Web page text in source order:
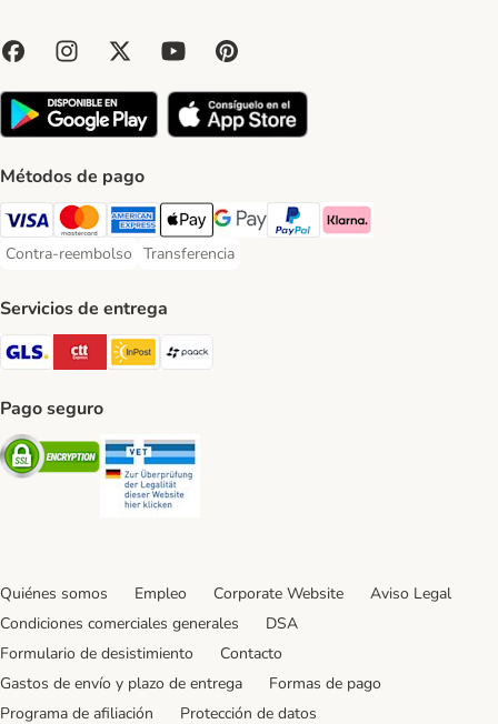
Métodos de pago
Visa Payment Method
Mastercard Payment Method
American Express Payment Method
Apple Pay Payment Method
Google Pay Payment Method
PayPal Payment Method
Klarna Payment Method
Contra-reembolso
Contra-reembolso Payment Method
Transferencia
Transferencia Payment Method
Servicios de entrega
GLS Shipping Method
CTTExpress Shipping Method
InPost Shipping Method
Pago seguro
Security
Quiénes somos Empleo Corporate Website
Aviso Legal
Condiciones comerciales generales
DSA
Formulario de desistimiento
Contacto
Gastos de envío y plazo de entrega
Formas de pago
Programa de afiliación
Protección de datos